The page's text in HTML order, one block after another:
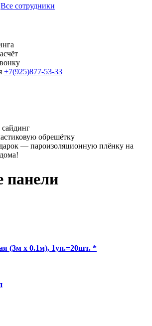
Все сотрудники
+7(925)877-53-33
сайдинг
обрешётку
— пароизоляционную плёнку на
панели
(3м х 0.1м), 1уп.=20шт. *